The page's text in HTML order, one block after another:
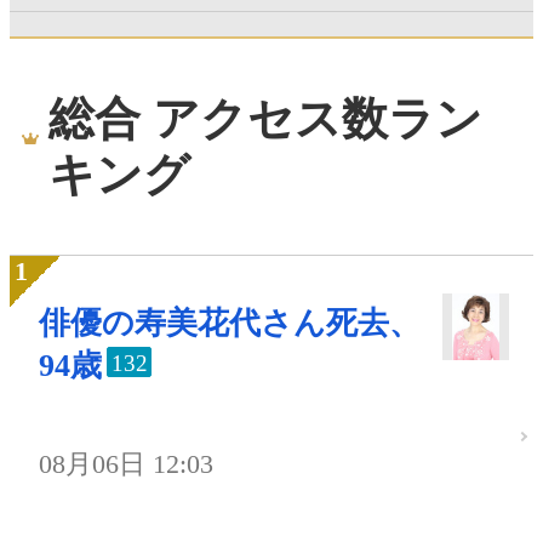
総合 アクセス数ラン
キング
俳優の寿美花代さん死去、
94歳 132
08月06日 12:03